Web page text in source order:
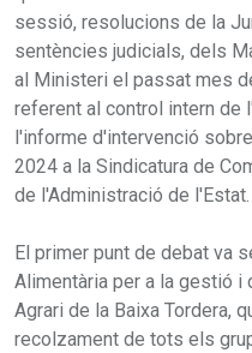
sessió, resolucions de la
sentències judicials, dels
al Ministeri el passat mes
referent al control intern de
l'informe d'intervenció
2024 a la Sindicatura de
de l'Administració de l'Estat.
El primer punt de debat va
Alimentària per a la gestió i
Agrari de la Baixa Tordera,
recolzament de tots els